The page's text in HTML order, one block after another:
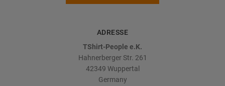
ADRESSE
TShirt-People e.K.
Hahnerberger Str. 261
42349 Wuppertal
Germany